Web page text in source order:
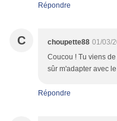
Répondre
C choupette88 01/03/
Coucou ! Tu viens
sûr m'adapter avec
Répondre